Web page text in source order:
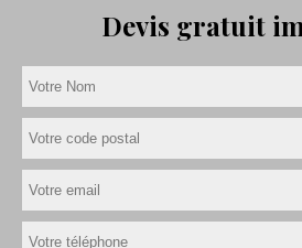
Devis gratuit